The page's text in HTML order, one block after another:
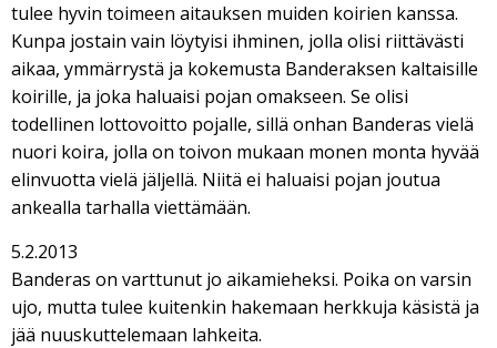
tulee hyvin toimeen aitauksen muiden koirien kanssa.
Kunpa jostain vain löytyisi ihminen, jolla olisi riittävästi
aikaa, ymmärrystä ja kokemusta Banderaksen kaltaisille
koirille, ja joka haluaisi pojan omakseen. Se olisi
todellinen lottovoitto pojalle, sillä onhan Banderas vielä
nuori koira, jolla on toivon mukaan monen monta hyvää
elinvuotta vielä jäljellä. Niitä ei haluaisi pojan joutua
ankealla tarhalla viettämään.
5.2.2013
Banderas on varttunut jo aikamieheksi. Poika on varsin
ujo, mutta tulee kuitenkin hakemaan herkkuja käsistä ja
jää nuuskuttelemaan lahkeita.